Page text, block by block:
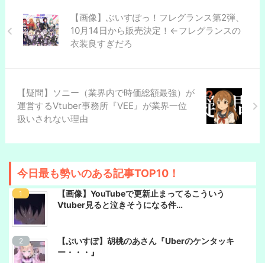
【画像】ぶいすぽっ！フレグランス第2弾、
10月14日から販売決定！←フレグランスの
衣装良すぎだろ
【疑問】ソニー（業界内で時価総額最強）が
運営するVtuber事務所『VEE』が業界一位
扱いされない理由
今日最も勢いのある記事TOP10！
【画像】YouTubeで更新止まってるこういう
Vtuber見ると泣きそうになる件…
【ぶいすぽ】胡桃のあさん『Uberのケンタッキ
ー・・・』